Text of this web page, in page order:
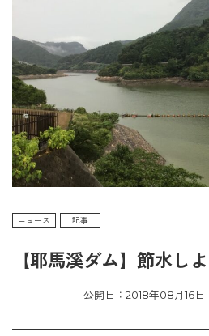
ニュース 記事
【耶馬溪ダム】節水し
公開日：2018年08月16日